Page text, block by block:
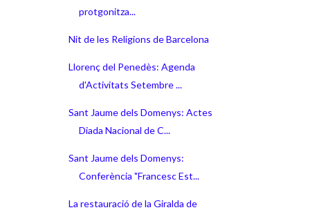
protgonitza...
Nit de les Religions de Barcelona
Llorenç del Penedès: Agenda
d'Activitats Setembre ...
Sant Jaume dels Domenys: Actes
Diada Nacional de C...
Sant Jaume dels Domenys:
Conferència "Francesc Est...
La restauració de la Giralda de